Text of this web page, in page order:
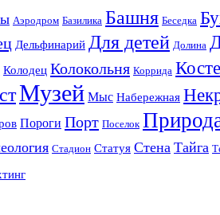
Аэродром Базилика Башня Беседка
Дельфинарий Для детей Долина
Колодец Колокольня Коррида
Музей Мыс Набережная
Пороги Порт Поселок
Стадион Статуя Стена Тайга